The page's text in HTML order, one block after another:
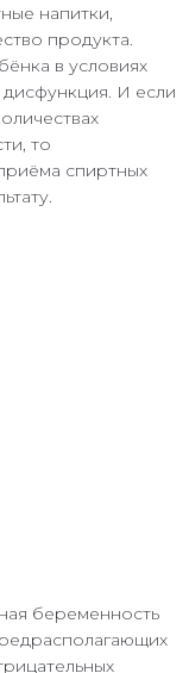
напитки,
продукта.
в условиях
дисфункция. И если
то
спиртных
беременность